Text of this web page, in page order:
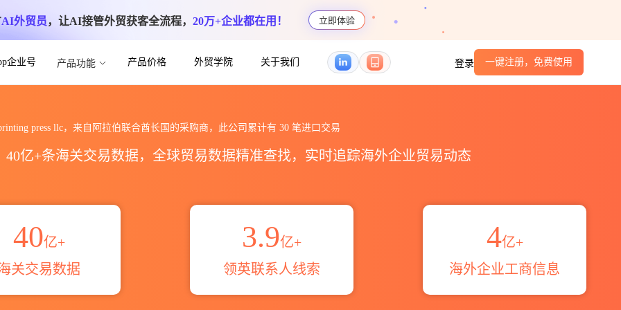
AI外贸员，让AI接管外贸获客全流程， 20万+企业都在用！ 立即体验
企业号 产品功能 产品价格 外贸学院 关于我们 登录 一键注册，免费使用
press llc，来自阿拉伯联合酋长国的采购商，此公司累计有 30 笔进口交易
40亿+条海关交易数据，全球贸易数据精准查找，实时追踪海外企业贸易动态
40亿+
关交易数据
3.9亿+
领英联系人线索
4亿+
海外企业工商信息